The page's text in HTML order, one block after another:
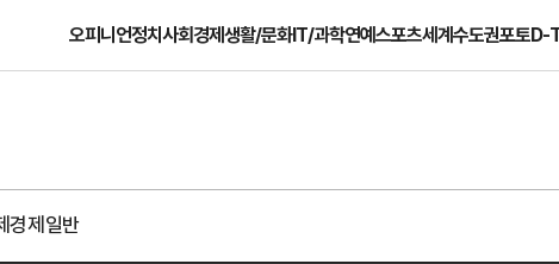
오피니언정치사회경제생활/문화IT/과학연예스포츠세계수도권포토D-
경제일반